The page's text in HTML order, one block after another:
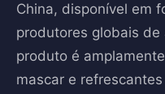
China, disponível em
produtores globais
produto é
mascar e